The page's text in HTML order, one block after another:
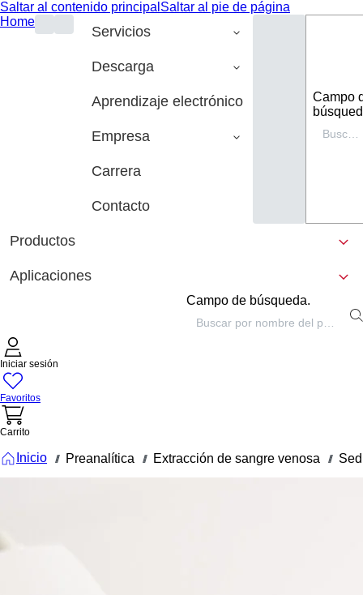
Saltar al contenido principal Saltar al pie de página
Home
Servicios
Descarga
Aprendizaje electrónico
Empresa
Carrera
Contacto
Campo
Productos
Aplicaciones
Campo de búsqueda.
Iniciar sesión
Favoritos
Carrito
Inicio /// Preanalítica /// Extracción de sangre venosa ///